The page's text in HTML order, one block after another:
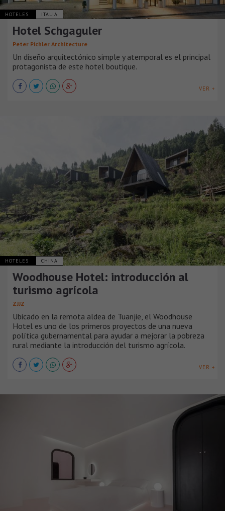
HOTELES ITALIA
Hotel Schgaguler
Peter Pichler Architecture
Un diseño arquitectónico simple y atemporal es el principal
protagonista de este hotel boutique.
VER +
HOTELES CHINA
Woodhouse Hotel: introducción al
turismo agrícola
ZJJZ
Ubicado en la remota aldea de Tuanjie, el Woodhouse
Hotel es uno de los primeros proyectos de una nueva
política gubernamental para ayudar a mejorar la pobreza
rural mediante la introducción del turismo agrícola.
VER +